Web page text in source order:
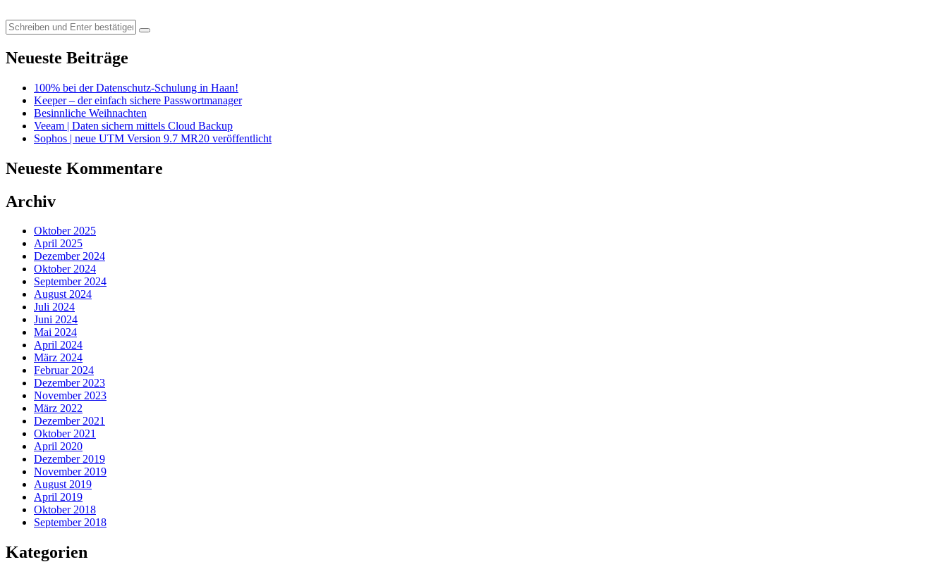
Search
for:
Neueste Beiträge
100% bei der Datenschutz-Schulung in Haan!
Keeper – der einfach sichere Passwortmanager
Besinnliche Weihnachten
Veeam | Daten sichern mittels Cloud Backup
Sophos | neue UTM Version 9.7 MR20 veröffentlicht
Neueste Kommentare
Archiv
Oktober 2025
April 2025
Dezember 2024
Oktober 2024
September 2024
August 2024
Juli 2024
Juni 2024
Mai 2024
April 2024
März 2024
Februar 2024
Dezember 2023
November 2023
März 2022
Dezember 2021
Oktober 2021
April 2020
Dezember 2019
November 2019
August 2019
April 2019
Oktober 2018
September 2018
Kategorien